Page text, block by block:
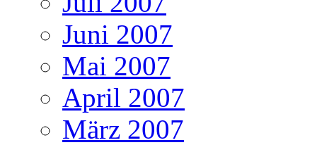
Juni 2007
Mai 2007
April 2007
März 2007